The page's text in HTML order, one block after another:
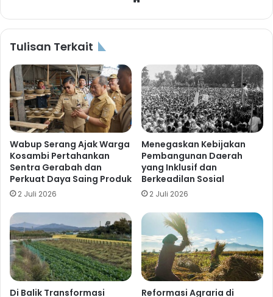
Tulisan Terkait
Wabup Serang Ajak Warga
Kosambi Pertahankan
Sentra Gerabah dan
Perkuat Daya Saing Produk
2 Juli 2026
Menegaskan Kebijakan
Pembangunan Daerah
yang Inklusif dan
Berkeadilan Sosial
2 Juli 2026
Di Balik Transformasi
Reformasi Agraria di